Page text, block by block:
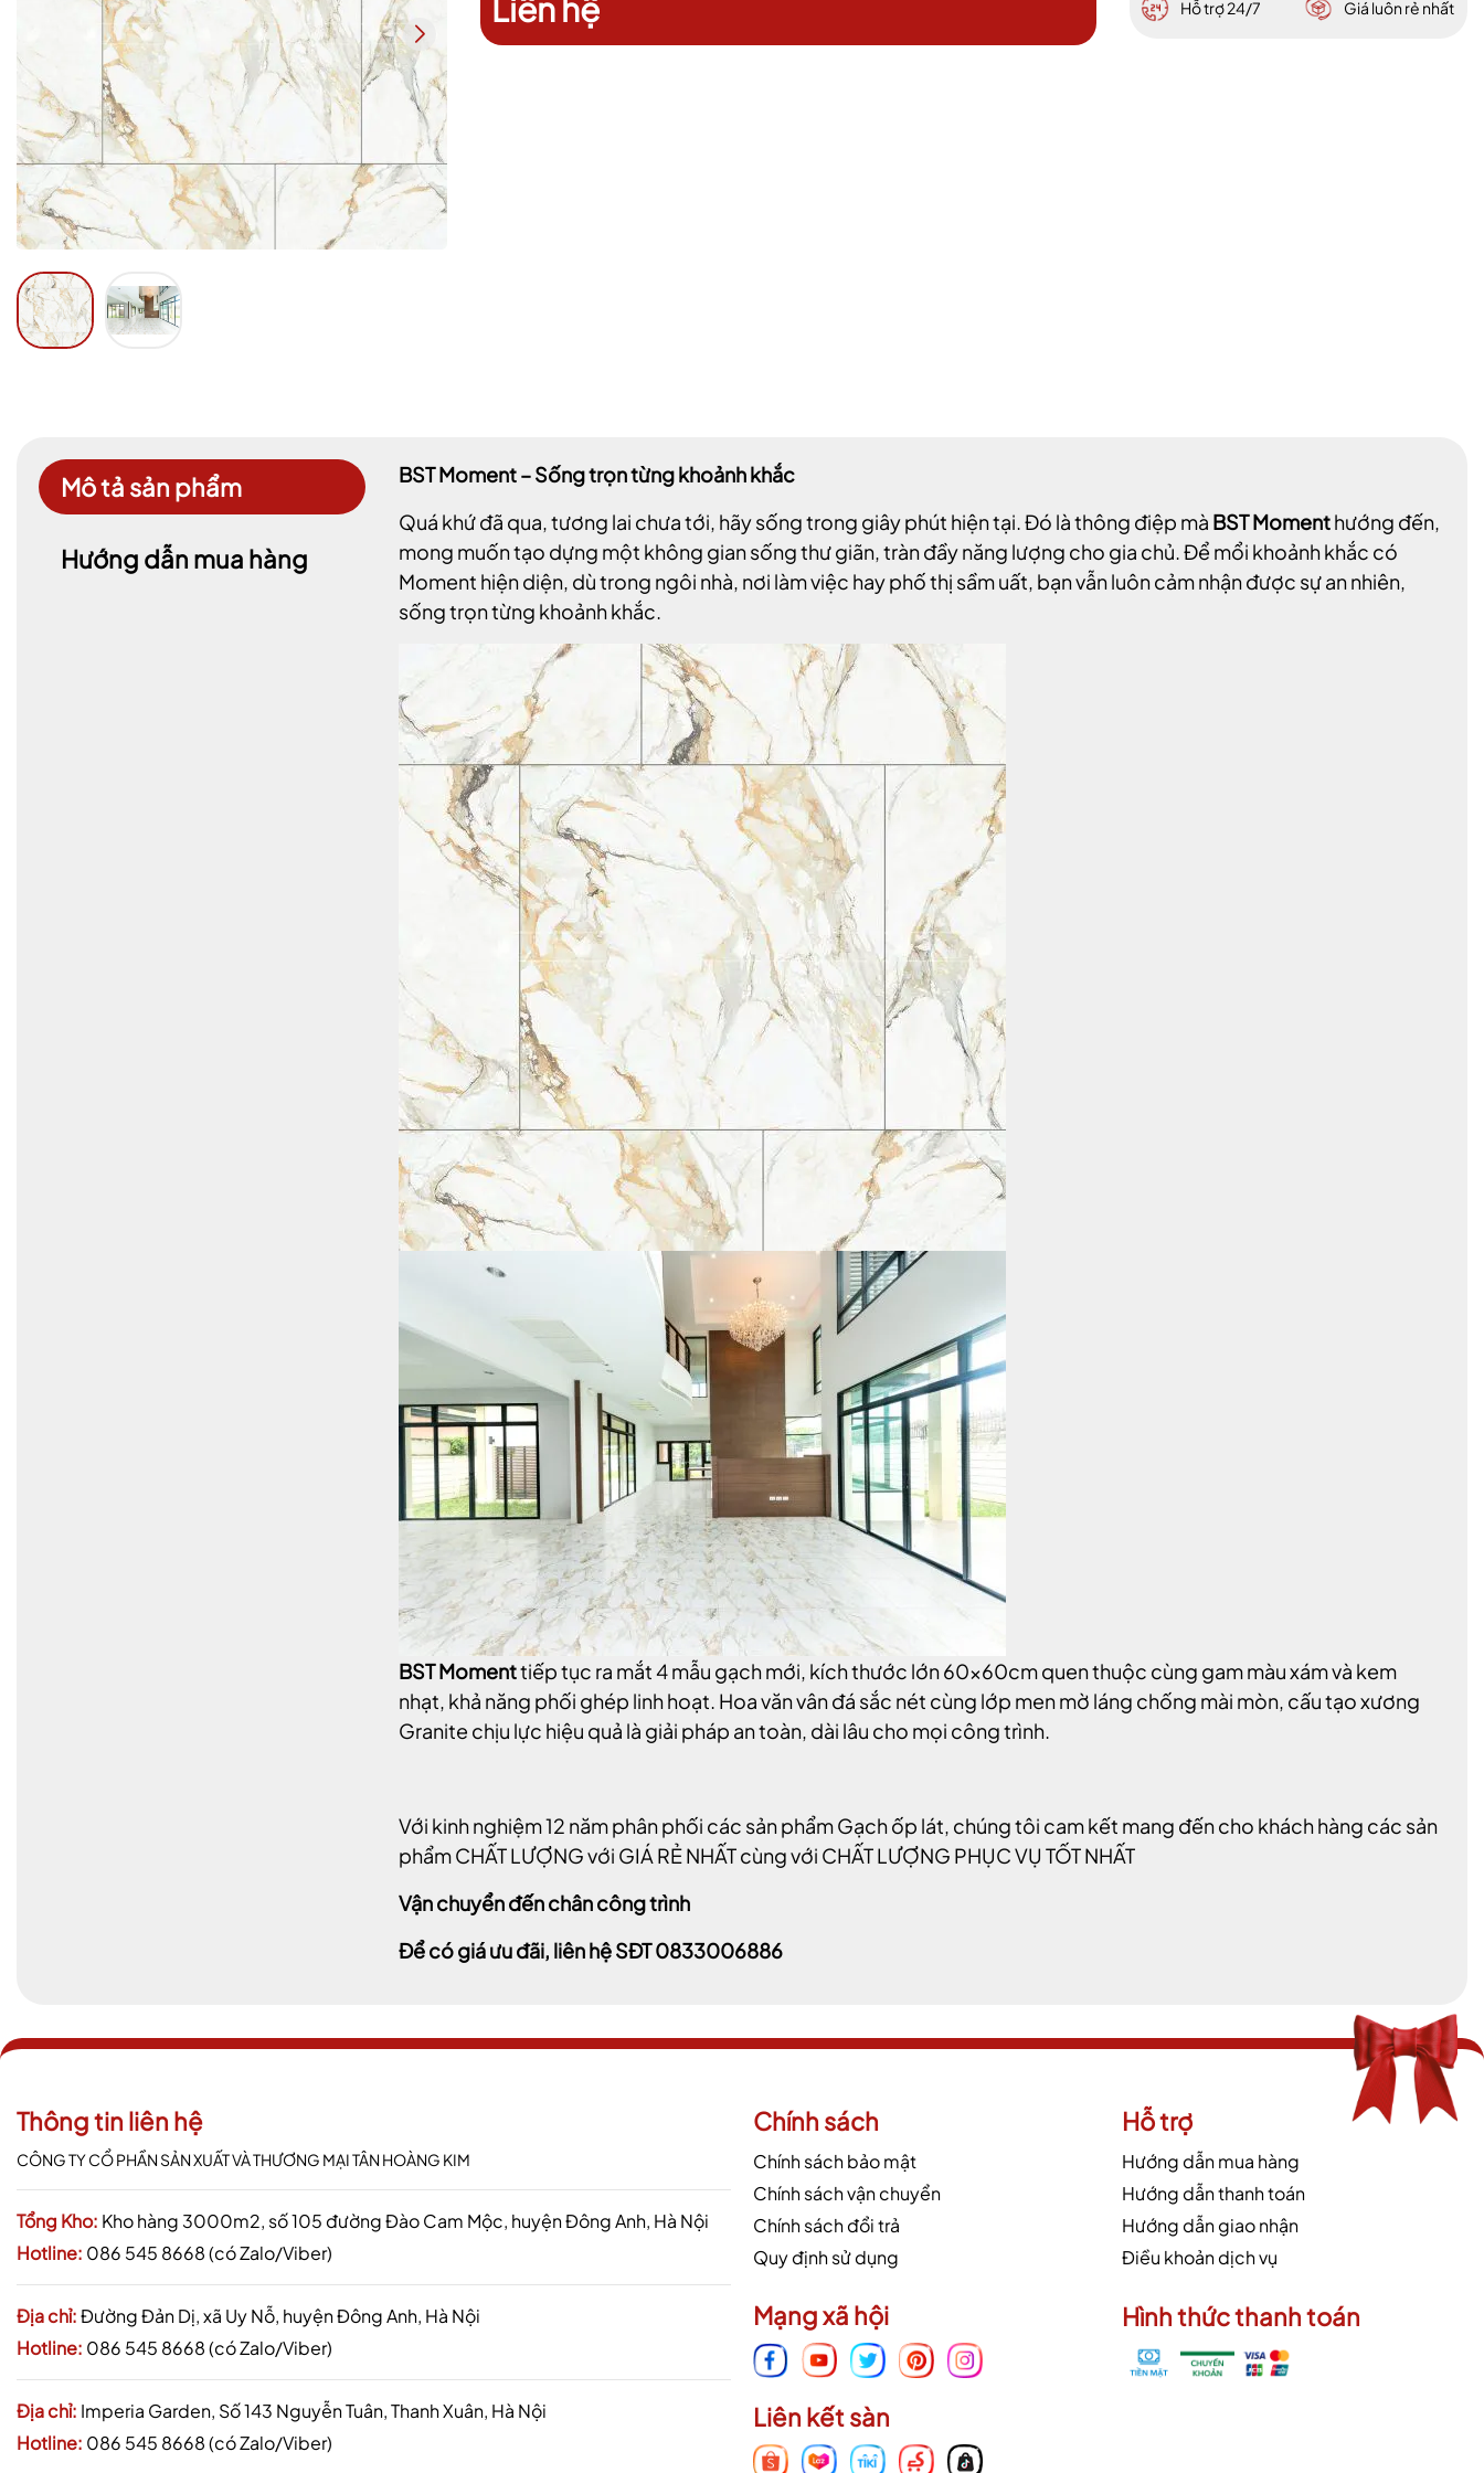
Liên hệ
Hỗ trợ 24/7
Giá luôn rẻ nhất
Mô tả sản phẩm
Hướng dẫn mua hàng
BST Moment – Sống trọn từng khoảnh khắc
Quá khứ đã qua, tương lai chưa tới, hãy sống trong giây phút hiện tại. Đó là thông điệp mà BST Momenthướng đến,
mong muốn tạo dựng một không gian sống thư giãn, tràn đầy năng lượng cho gia chủ. Để mổi khoảnh khắc có
Moment hiện diện, dù trong ngôi nhà, nơi làm việc hay phố thị sầm uất, bạn vẫn luôn cảm nhận được sự an nhiên,
sống trọn từng khoảnh khắc.
BST Momenttiếp tục ra mắt 4 mẫu gạch mới, kích thước lớn 60x60cm quen thuộc cùng gam màu xám và kem
nhạt, khả năng phối ghép linh hoạt. Hoa văn vân đá sắc nét cùng lớp men mờ láng chống mài mòn, cấu tạo xương
Granite chịu lực hiệu quả là giải pháp an toàn, dài lâu cho mọi công trình.
Với kinh nghiệm 12 năm phân phối các sản phẩm Gạch ốp lát, chúng tôi cam kết mang đến cho khách hàng các sản
phẩm CHẤT LƯỢNG với GIÁ RẺ NHẤT cùng với CHẤT LƯỢNG PHỤC VỤ TỐT NHẤT
Vận chuyển đến chân công trình
Để có giá ưu đãi, liên hệ SĐT 0833006886
Điều kiện:
Thông tin liên hệ
CÔNG TY CỔ PHẦN SẢN XUẤT VÀ THƯƠNG MẠI TÂN HOÀNG KIM
Tổng Kho: Kho hàng 3000m2, số 105 đường Đào Cam Mộc, huyện Đông Anh, Hà Nội
Hotline: 086 545 8668 (có Zalo/Viber)
Địa chỉ:Đường Đản Dị, xã Uy Nỗ, huyện Đông Anh, Hà Nội
Hotline: 086 545 8668 (có Zalo/Viber)
Địa chỉ: Imperia Garden, Số 143 Nguyễn Tuân, Thanh Xuân, Hà Nội
Hotline: 086 545 8668 (có Zalo/Viber)
Chính sách
Chính sách bảo mật
Chính sách vận chuyển
Chính sách đổi trả
Quy định sử dụng
Hỗ trợ
Hướng dẫn mua hàng
Hướng dẫn thanh toán
Hướng dẫn giao nhận
Điều khoản dịch vụ
Mạng xã hội
Liên kết sàn
Hình thức thanh toán